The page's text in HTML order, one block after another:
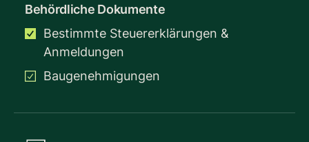
Behördliche Dokumente
Bestimmte Steuererklärungen &
Anmeldungen
Baugenehmigungen